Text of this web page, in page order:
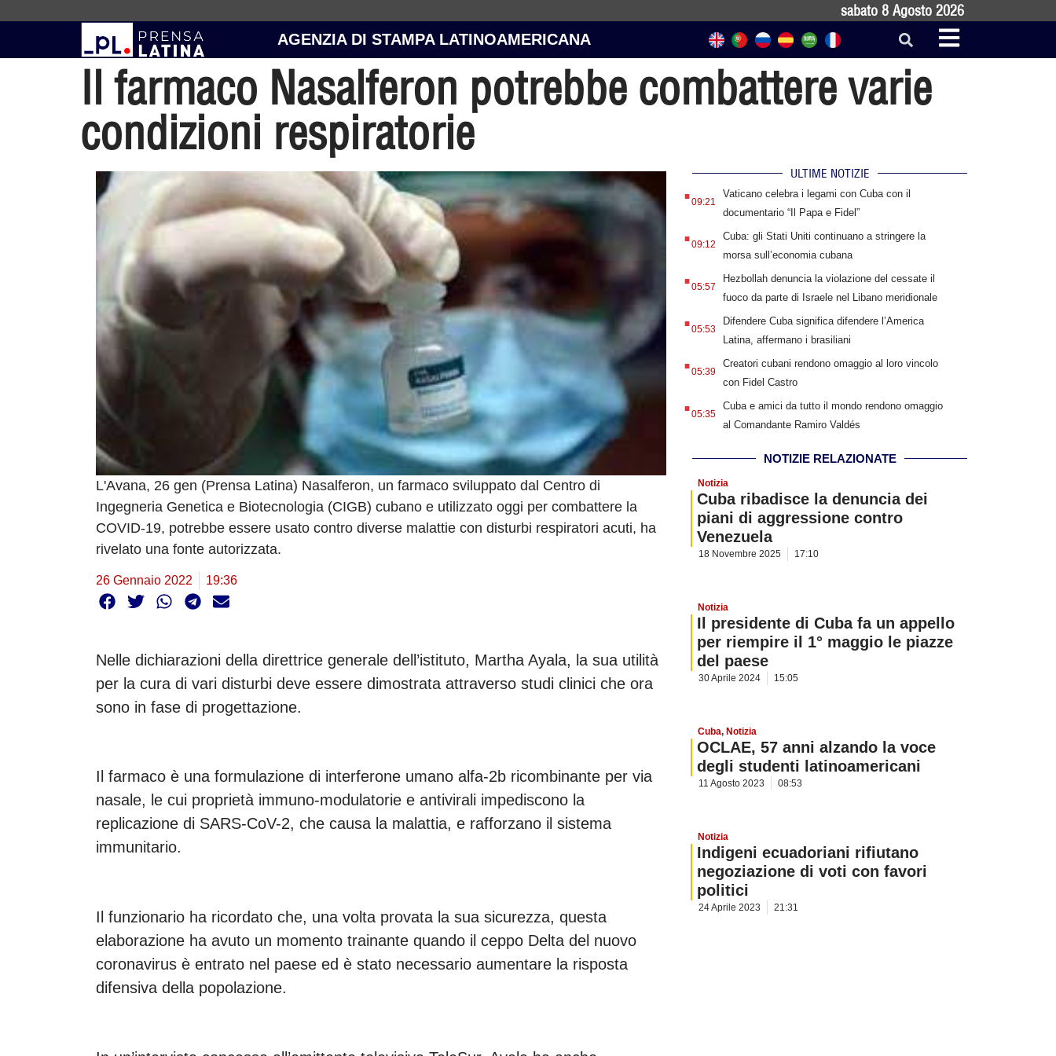
sabato 8 Agosto 2026
AGENZIA DI STAMPA LATINOAMERICANA
Il farmaco Nasalferon potrebbe combattere varie
condizioni respiratorie
L'Avana, 26 gen (Prensa Latina) Nasalferon, un farmaco sviluppato dal Centro di
Ingegneria Genetica e Biotecnologia (CIGB) cubano e utilizzato oggi per combattere la
COVID-19, potrebbe essere usato contro diverse malattie con disturbi respiratori acuti, ha
rivelato una fonte autorizzata.
26 Gennaio 2022 19:36
Nelle dichiarazioni della direttrice generale dell’istituto, Martha Ayala, la sua utilità
per la cura di vari disturbi deve essere dimostrata attraverso studi clinici che ora
sono in fase di progettazione.
Il farmaco è una formulazione di interferone umano alfa-2b ricombinante per via
nasale, le cui proprietà immuno-modulatorie e antivirali impediscono la
replicazione di SARS-CoV-2, che causa la malattia, e rafforzano il sistema
immunitario.
Il funzionario ha ricordato che, una volta provata la sua sicurezza, questa
elaborazione ha avuto un momento trainante quando il ceppo Delta del nuovo
coronavirus è entrato nel paese ed è stato necessario aumentare la risposta
difensiva della popolazione.
ULTIME NOTIZIE
.09:21
Vaticano celebra i legami con Cuba con il
documentario “Il Papa e Fidel”
.09:12
Cuba: gli Stati Uniti continuano a stringere la
morsa sull’economia cubana
.05:57
Hezbollah denuncia la violazione del cessate il
fuoco da parte di Israele nel Libano meridionale
.05:53
Difendere Cuba significa difendere l’America
Latina, affermano i brasiliani
.05:39
Creatori cubani rendono omaggio al loro vincolo
con Fidel Castro
.05:35
Cuba e amici da tutto il mondo rendono omaggio
al Comandante Ramiro Valdés
NOTIZIE RELAZIONATE
Notizia
Cuba ribadisce la denuncia dei
piani di aggressione contro
Venezuela
18 Novembre 2025 17:10
Notizia
Il presidente di Cuba fa un appello
per riempire il 1° maggio le piazze
del paese
30 Aprile 2024 15:05
Cuba, Notizia
OCLAE, 57 anni alzando la voce
degli studenti latinoamericani
11 Agosto 2023 08:53
Notizia
Indigeni ecuadoriani rifiutano
negoziazione di voti con favori
politici
24 Aprile 2023 21:31